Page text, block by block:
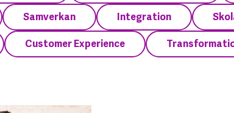
Samverkan Integration
Customer Experience